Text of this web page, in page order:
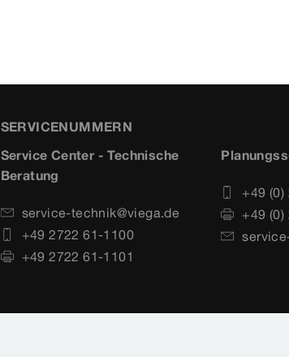
SERVICENUMMERN
Service Center - Technische
Beratung
service-technik@viega.de
+49 2722 61-1100
+49 2722 61-1101
+49
+49 (0)